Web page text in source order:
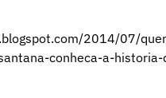
2014/07/
conheca-a-